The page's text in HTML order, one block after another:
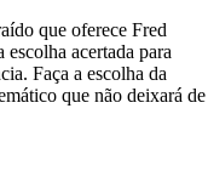
que oferece Fred
acertada para
Faça a escolha da
que não deixará de